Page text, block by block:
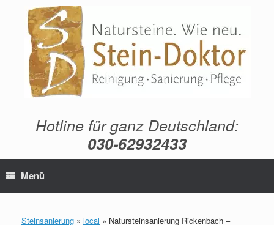
springen
Hotline für ganz Deutschland:
030-62932433
Menü
Steinsanierung » local » Natursteinsanierung Rickenbach –